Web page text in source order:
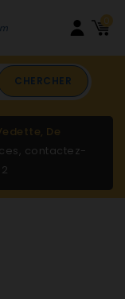
0
CHERCHER
De
contactez-